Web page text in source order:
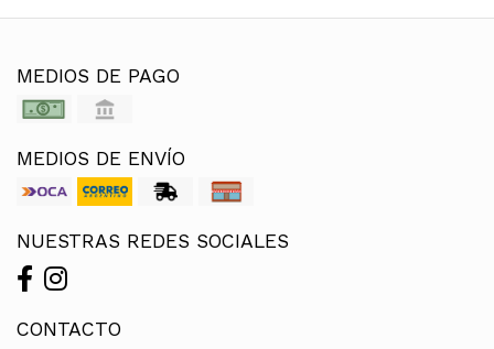
MEDIOS DE PAGO
MEDIOS DE ENVÍO
NUESTRAS REDES SOCIALES
CONTACTO